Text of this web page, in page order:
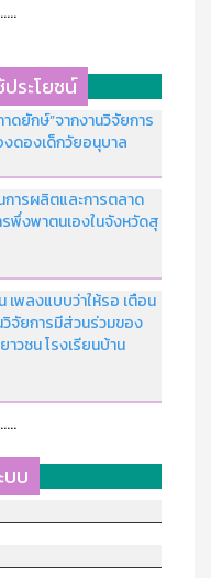
ระโยชน์
ดยักษ์”จากงานวิจัยการ
ดองเด็กวัยอนุบาล
ารผลิตและการตลาด
พึ่งพาตนเองในจังหวัดสุ
เพลงแบบว่าให้รอ เตือน
วิจัยการมีส่วนร่วมของ
วชน โรงเรียนบ้าน
บบ